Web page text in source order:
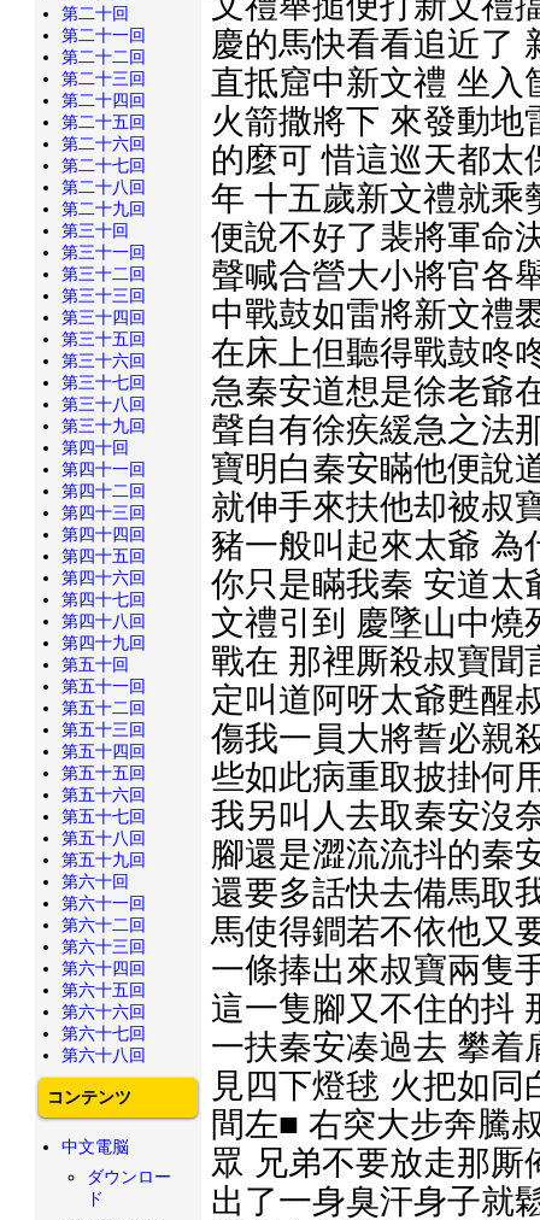
慶的馬快看看追近了
直抵窟中新文禮 坐入
火箭撒將下 來發動
的麼可 惜這巡天都太
年 十五歲新文禮就乘
便說不好了裴將軍命
聲喊合營大小將官各
中戰鼓如雷將新文禮
在床上但聽得戰鼓咚
急秦安道想是徐老爺
聲自有徐疾緩急之法
寶明白秦安瞞他便說
就伸手來扶他却被叔
豬一般叫起來太爺 為
你只是瞞我秦 安道太
文禮引到 慶墜山中燒
戰在 那裡厮殺叔寶聞
定叫道阿呀太爺甦醒
傷我一員大將誓必親
些如此病重取披掛何
我另叫人去取秦安沒
腳還是澀流流抖的秦
還要多話快去備馬取
馬使得鐧若不依他又
一條捧出來叔寶兩隻
這一隻腳又不住的抖
一扶秦安凑過去 攀着
見四下燈毬 火把如
間左■ 右突大步奔騰
眾 兄弟不要放走那厮
出了一身臭汗身子就
第二十回
第二十一回
第二十二回
第二十三回
第二十四回
第二十五回
第二十六回
第二十七回
第二十八回
第二十九回
第三十回
第三十一回
第三十二回
第三十三回
第三十四回
第三十五回
第三十六回
第三十七回
第三十八回
第三十九回
第四十回
第四十一回
第四十二回
第四十三回
第四十四回
第四十五回
第四十六回
第四十七回
第四十八回
第四十九回
第五十回
第五十一回
第五十二回
第五十三回
第五十四回
第五十五回
第五十六回
第五十七回
第五十八回
第五十九回
第六十回
第六十一回
第六十二回
第六十三回
第六十四回
第六十五回
第六十六回
第六十七回
第六十八回
コンテンツ
中文電脳
ダウンロー
ド